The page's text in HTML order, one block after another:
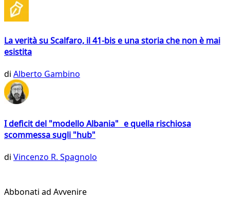
La verità su Scalfaro, il 41-bis e una storia che non è mai
esistita
di Alberto Gambino
I deficit del "modello Albania" e quella rischiosa
scommessa sugli "hub"
di Vincenzo R. Spagnolo
Abbonati ad Avvenire